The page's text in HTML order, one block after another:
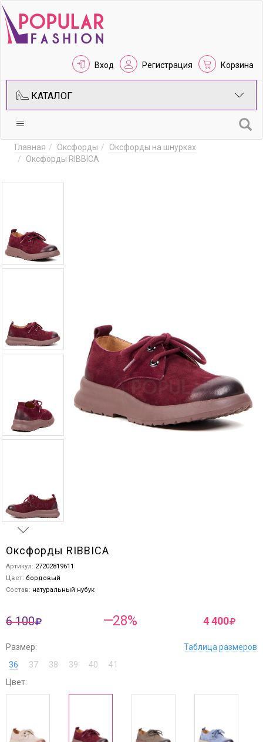
Вход Регистрация Корзина
КАТАЛОГ
Главная Оксфорды
Оксфорды на шнурках
Оксфорды RIBBICA
Оксфорды RIBBICA
Артикул: 27202819611
Цвет: бордовый
Состав: натуральный нубук
6 100 —28% 4 400
Размер:
Таблица размеров
36
37 38 39 40
41
Цвет: